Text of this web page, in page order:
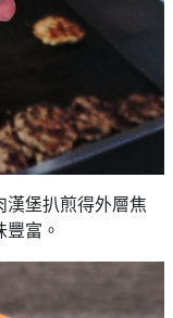
漢堡扒煎得外層焦
富。